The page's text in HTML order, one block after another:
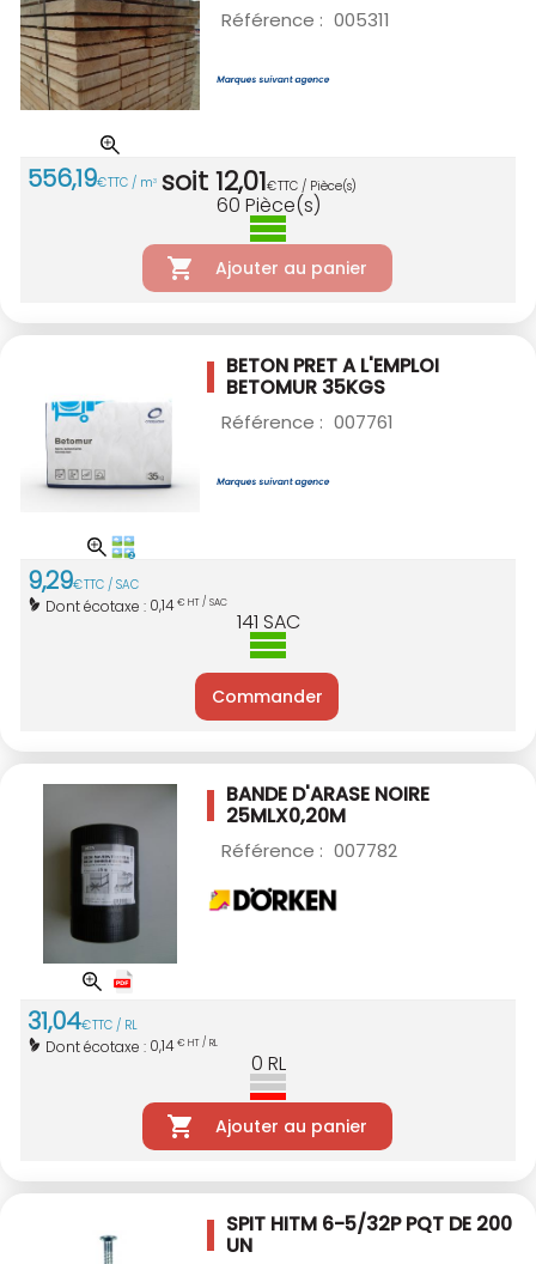
Référence : 005311
556,19€TTC / m3 soit12,01€TTC / Pièce(s)
60 Pièce(s)
Ajouter au panier
BETON PRET A L'EMPLOI
BETOMUR 35KGS
Référence : 007761
9,29€TTC / SAC
Dont écotaxe : 0,14€ HT / SAC
141 SAC
Commander
BANDE D'ARASE NOIRE
25MLX0,20M
Référence : 007782
31,04€TTC / RL
Dont écotaxe : 0,14€ HT / RL
0 RL
Ajouter au panier
SPIT HITM 6-5/32P PQT DE 200
UN